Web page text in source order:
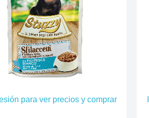
para ver precios y comprar